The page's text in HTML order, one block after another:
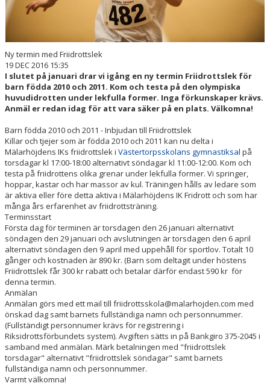
Ny termin med Friidrottslek
19 DEC 2016 15:35
I slutet på januari drar vi igång en ny termin Friidrottslek för
barn födda 2010 och 2011. Kom och testa på den olympiska
huvudidrotten under lekfulla former. Inga förkunskaper krävs.
Anmäl er redan idag för att vara säker på en plats. Välkomna!
Barn födda 2010 och 2011 - Inbjudan till Friidrottslek
Killar och tjejer som är födda 2010 och 2011 kan nu delta i
Mälarhöjdens IKs friidrottslek i Västertorpsskolans gymnastiksal på
torsdagar kl 17:00-18:00 alternativt söndagar kl 11:00-12:00. Kom och
testa på friidrottens olika grenar under lekfulla former. Vi springer,
hoppar, kastar och har massor av kul. Träningen hålls av ledare som
är aktiva eller före detta aktiva i Mälarhöjdens IK Fridrott och som har
många års erfarenhet av friidrottsträning.
Terminsstart
Första dag för terminen är torsdagen den 26 januari alternativt
söndagen den 29 januari och avslutningen är torsdagen den 6 april
alternativt söndagen den 9 april med uppehåll för sportlov. Totalt 10
gånger och kostnaden är 890 kr. (Barn som deltagit under höstens
Friidrottslek får 300 kr rabatt och betalar därför endast 590 kr för
denna termin.
Anmälan
Anmälan görs med ett mail till friidrottsskola@malarhojden.com med
önskad dag samt barnets fullständiga namn och personnummer.
(Fullständigt personnumer krävs för registrering i
Riksidrottsförbundets system). Avgiften sätts in på Bankgiro 375-2045 i
samband med anmälan. Märk betalningen med "friidrottslek
torsdagar" alternativt "friidrottslek söndagar" samt barnets
fullständiga namn och personnummer.
Varmt välkomna!